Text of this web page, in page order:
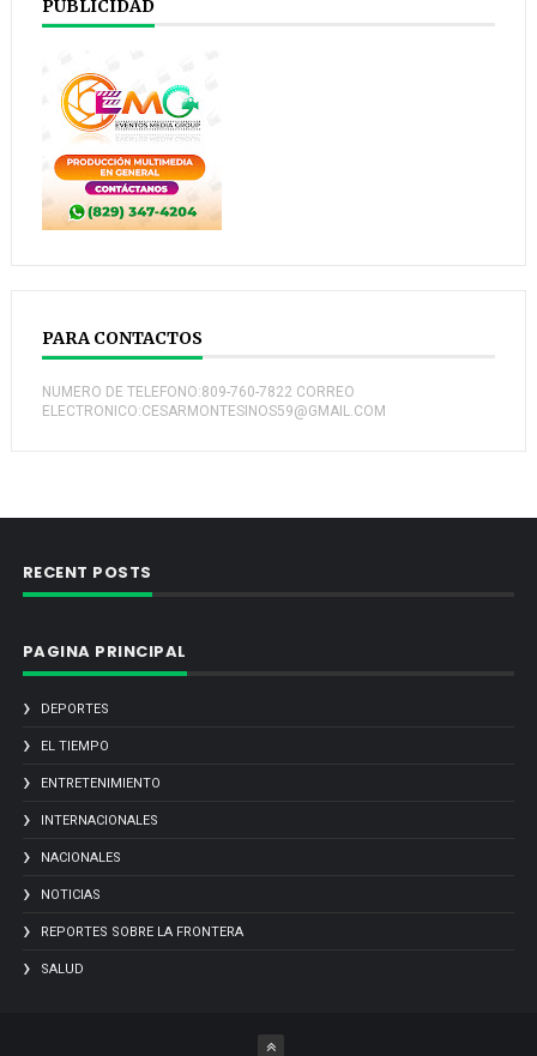
PUBLICIDAD
PARA CONTACTOS
NUMERO DE TELEFONO:809-760-7822 CORREO
ELECTRONICO:CESARMONTESINOS59@GMAIL.COM
RECENT POSTS
PAGINA PRINCIPAL
DEPORTES
EL TIEMPO
ENTRETENIMIENTO
INTERNACIONALES
NACIONALES
NOTICIAS
REPORTES SOBRE LA FRONTERA
SALUD